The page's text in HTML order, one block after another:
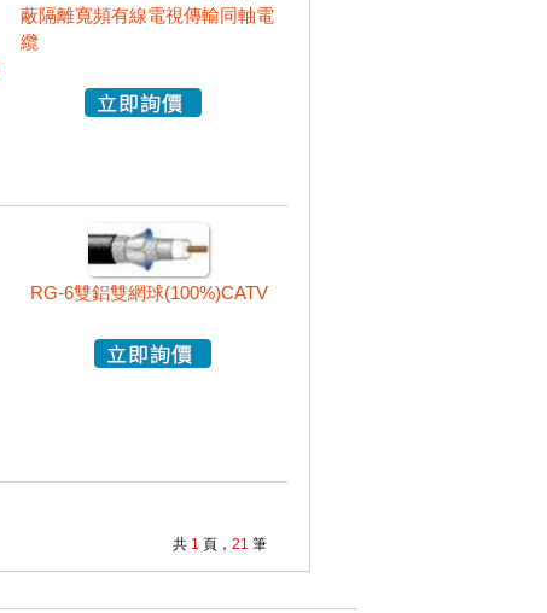
蔽隔離寬頻有線電視傳輸同軸電
纜
RG-6雙鋁雙網球(100%)CATV
共 1 頁， 21 筆